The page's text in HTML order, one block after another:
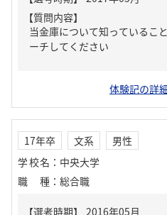
【質問内容】
当金庫について知っているこ
ーチしてください
体験記の詳
17年卒 文系
男性
学校名 ： 中央大学
職種 ： 総合職